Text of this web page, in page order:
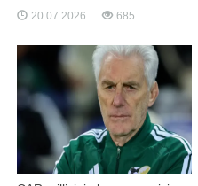
İspaniya yığması ilə üz-üzə gəlib.
Nyu-York yaxınlığındakı "New York
görüşdə İspaniya dünya çempionu
olub. Bu, Argentina üçü
20.07.2026 685